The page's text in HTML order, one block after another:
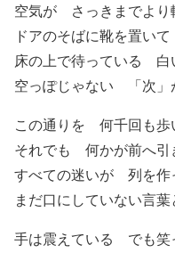
空気が さっきまでより
ドアのそばに靴を置い
床の上で待っている 白
空っぽじゃない 「次」
この通りを 何千回も歩
それでも 何かが前へ引
すべての迷いが 列を作
まだ口にしていない言葉
手は震えている でも笑